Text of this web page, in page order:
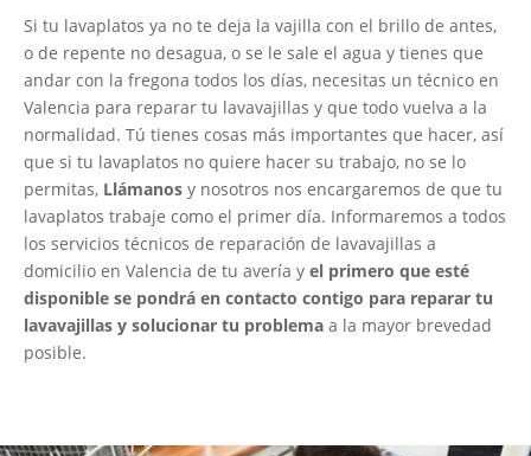
Si tu lavaplatos ya no te deja la vajilla con el brillo de antes,
o de repente no desagua, o se le sale el agua y tienes que
andar con la fregona todos los días, necesitas un técnico en
Valencia para reparar tu lavavajillas y que todo vuelva a la
normalidad. Tú tienes cosas más importantes que hacer, así
que si tu lavaplatos no quiere hacer su trabajo, no se lo
permitas, Llámanos y nosotros nos encargaremos de que tu
lavaplatos trabaje como el primer día. Informaremos a todos
los servicios técnicos de reparación de lavavajillas a
domicilio en Valencia de tu avería y el primero que esté
disponible se pondrá en contacto contigo para reparar tu
lavavajillas y solucionar tu problema a la mayor brevedad
posible.